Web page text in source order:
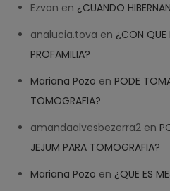
Ezvan en ¿CUANDO
analucia.tova en ¿CON QUE
PROFAMILIA?
Mariana Pozo enPODE
TOMOGRAFIA?
amandaalvesbezerra2 en
JEJUM PARA TOMOGRAFIA?
Mariana Pozo en ¿QUE ES